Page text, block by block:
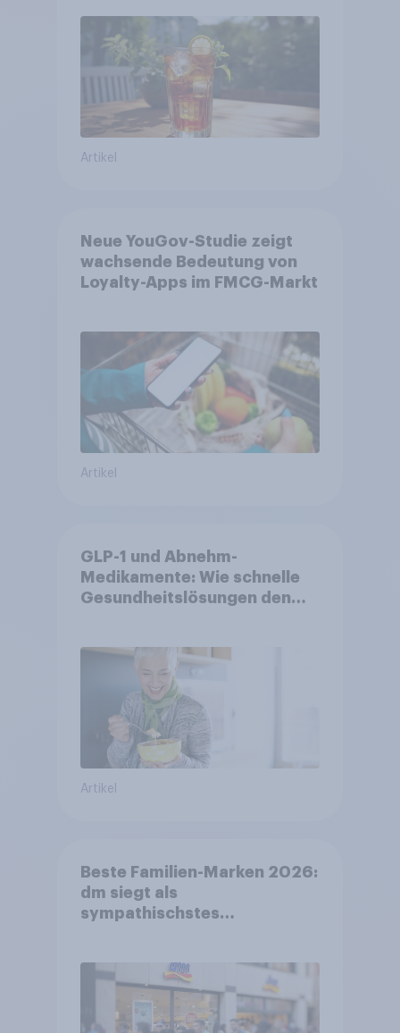
Artikel
Neue YouGov-Studie zeigt
wachsende Bedeutung von
Loyalty-Apps im FMCG-Markt
Artikel
GLP-1 und Abnehm-
Medikamente: Wie schnelle
Gesundheitslösungen den
Artikel
Beste Familien-Marken 2026:
dm siegt als
sympathischstes